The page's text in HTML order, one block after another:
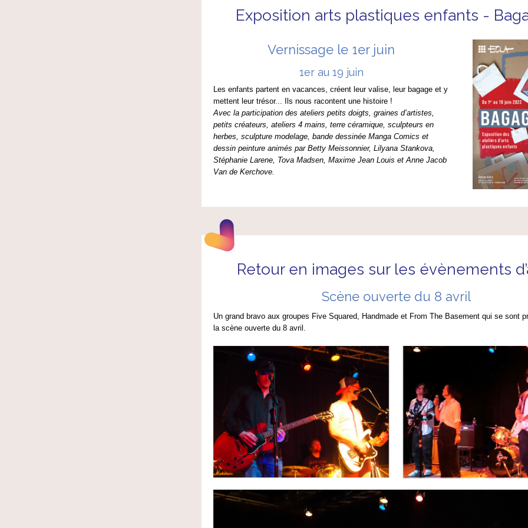
Exposition arts plastiques enfants -
Vernissage le 1er juin
1er au 19 juin
Les enfants partent en vacances, créent leur valise, leur bagage et y
mettent leur trésor... Ils nous racontent une histoire !
Avec la participation des ateliers petits doigts, graines d’artistes,
petits créateurs, ateliers 4 mains, terre céramique, sculpteurs en
herbes, sculpture modelage, bande dessinée Manga Comics et
dessin peinture animés par Betty Meissonnier, Lilyana Stankova,
Stéphanie Larene, Tova Madsen, Maxime Jean Louis et Anne Jacob
Van de Kerchove.
Retour en images sur les évènements
Scène ouverte du 8 avril
Un grand bravo aux groupes Five Squared, Handmade et From The Basement qui se sont
la scène ouverte du 8 avril.